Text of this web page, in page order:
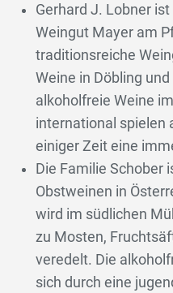
Gerhard J. Lobner
Weingut Mayer am
traditionsreiche
Weine in Döbling
alkoholfreie Weine
international spielen
einiger Zeit eine
Die Familie Schober
Obstweinen in
wird im südlichen
zu Mosten,
veredelt. Die
sich durch eine